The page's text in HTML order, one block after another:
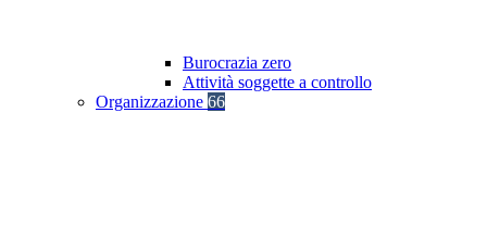
Burocrazia zero
Attività soggette a controllo
Organizzazione 66